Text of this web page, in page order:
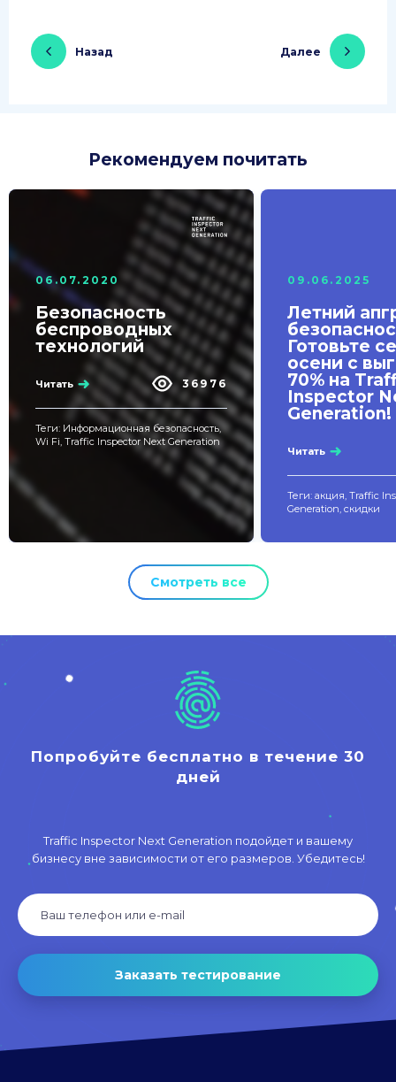
Назад Далее
Рекомендуем почитать
06.07.2020
Безопасность
беспроводных
технологий
Читать 36976
Теги: Информационная безопасность,
Wi Fi, Traffic Inspector Next Generation
09.06.2025
Летний
Готовьте
осени с
70% на
Inspector
Generation!
Читать
Теги: акция, Traffic
Generation, скидки
Смотреть все
Попробуйте бесплатно в течение 30
дней
Traffic Inspector Next Generation подойдет и вашему
бизнесу вне зависимости от его размеров. Убедитесь!
Заказать тестирование